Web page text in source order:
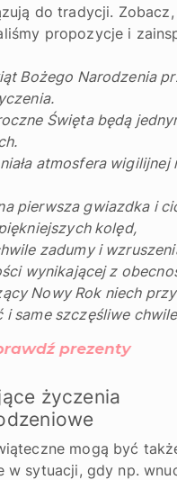
do tradycji.
propozycje i
Bożego Narodzenia
Święta będą
atmosfera wigilijnej
pierwsza gwiazdka i
kolęd,
zadumy i
wynikającej z
Nowy Rok niech
i same szczęśliwe
życzenia
mogą być
w sytuacji, gdy np.